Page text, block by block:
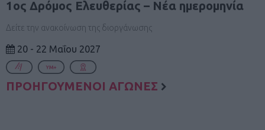
1ος Δρόμος Ελευθερίας – Νέα ημερομηνία
Δείτε την ανακοίνωση της διοργάνωσης
20 - 22 Μαΐου 2027
ΠΡΟΗΓΟΥΜΕΝΟΙ ΑΓΩΝΕΣ